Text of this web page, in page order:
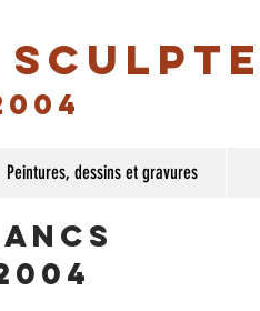
Peintures, dessins et gravures